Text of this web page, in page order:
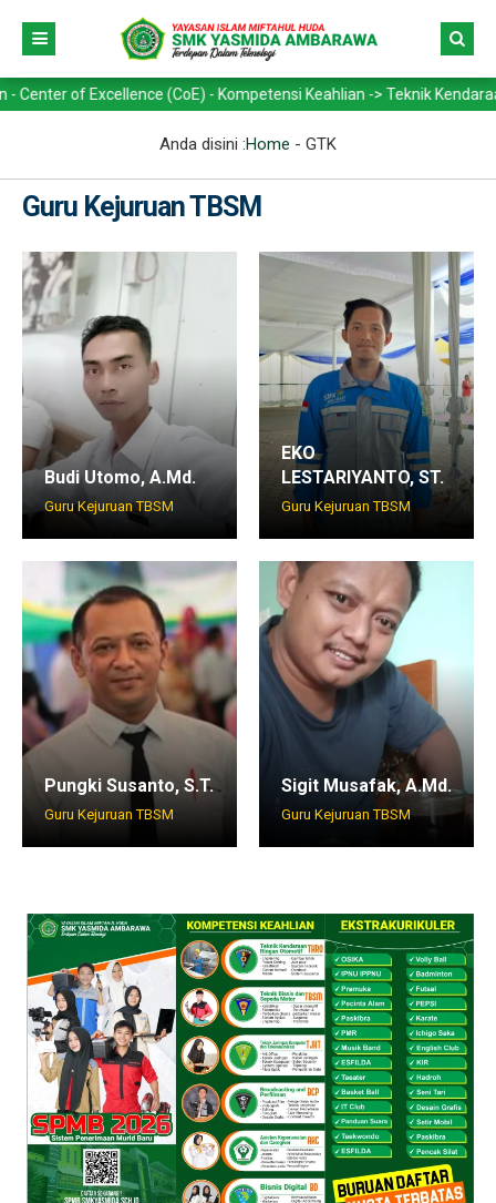
of Excellence (CoE) - Kompetensi Keahlian -> Teknik
Anda disini :Home - GTK
Guru Kejuruan TBSM
Budi Utomo, A.Md.
Guru Kejuruan TBSM
EKO
LESTARIYANTO, ST.
Guru Kejuruan TBSM
Pungki Susanto, S.T.
Guru Kejuruan TBSM
Sigit Musafak, A.Md.
Guru Kejuruan TBSM